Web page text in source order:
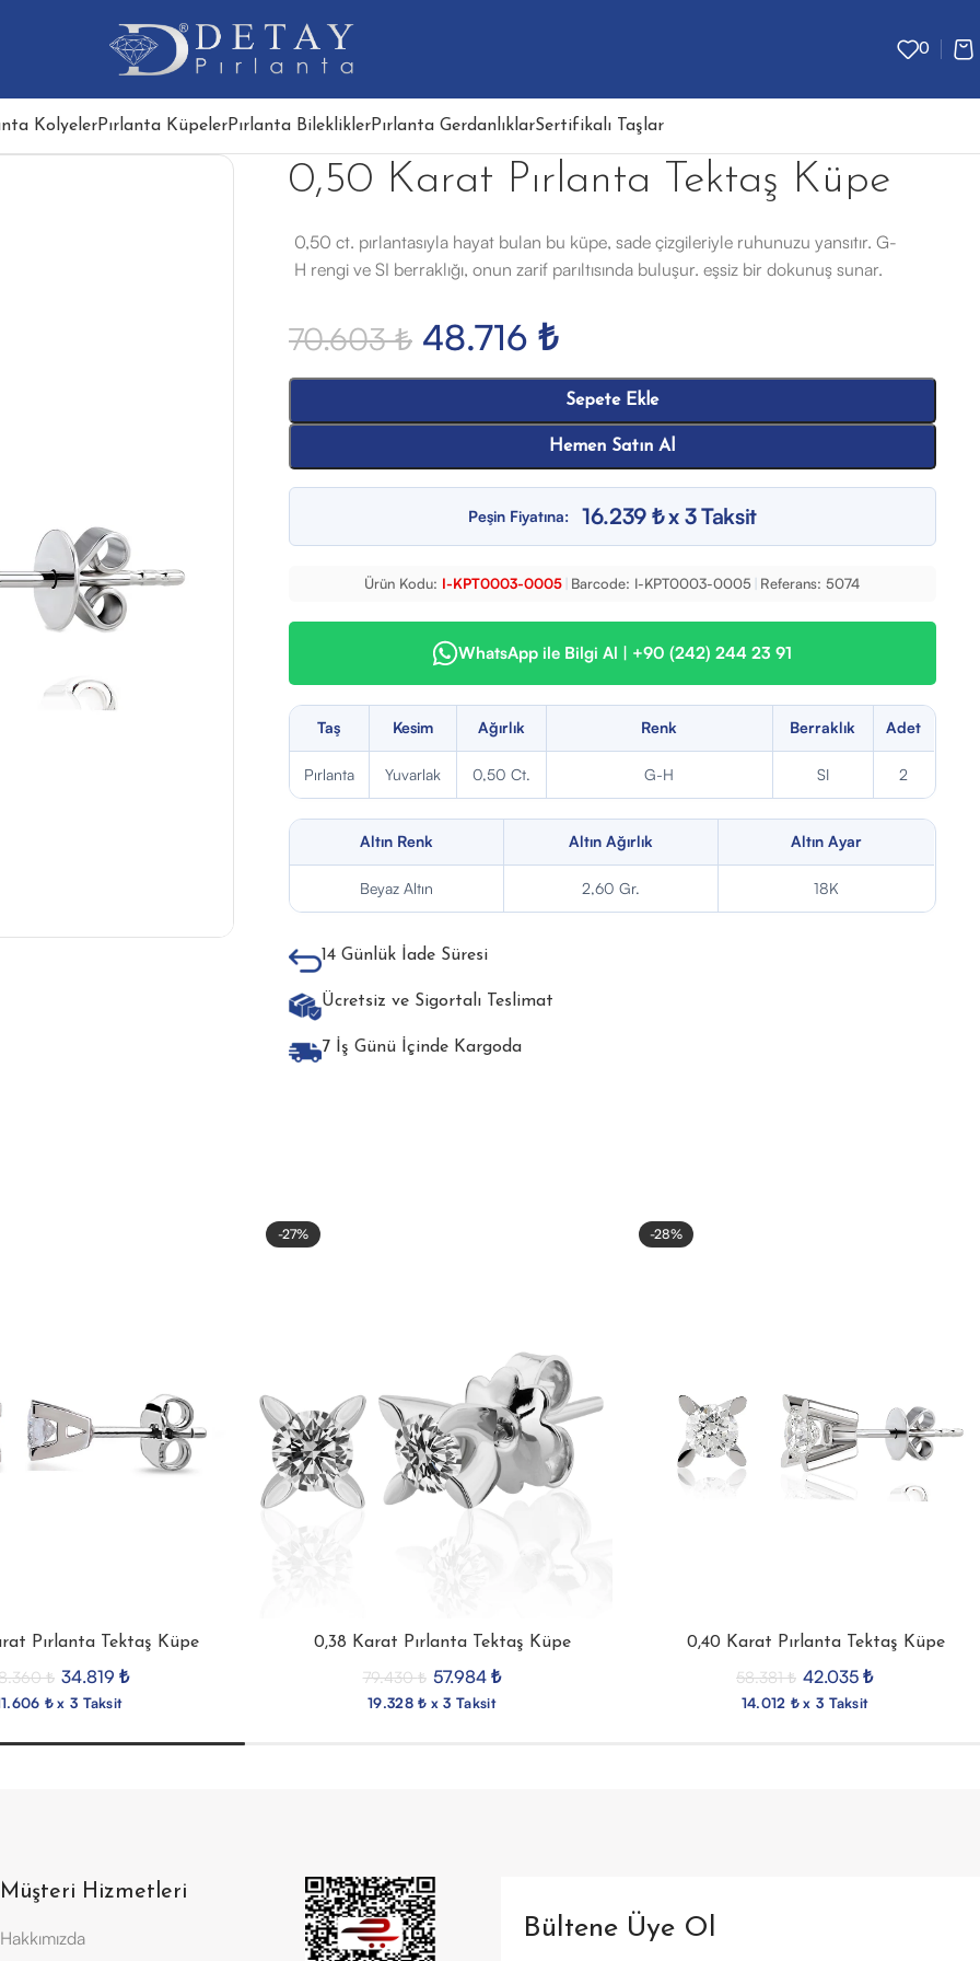
0
KolyelerPırlanta KüpelerPırlanta BilekliklerPırlanta GerdanlıklarSertifikalı Taşlar
0,50 Karat Pırlanta Tektaş Küpe
0,50 ct. pırlantasıyla hayat bulan bu küpe, sade çizgileriyle ruhunuzu yansıtır. G-
H rengi ve SI berraklığı, onun zarif parıltısında buluşur. eşsiz bir dokunuş sunar.
70.603₺ 48.716 ₺
Sepete Ekle
Hemen Satın Al
Peşin Fiyatına: 16.239 ₺ x 3 Taksit
Ürün Kodu: I-KPT0003-0005 Barcode: I-KPT0003-0005 Referans: 5074
WhatsApp ile Bilgi Al | +90 (242) 244 23 91
Taş Kesim Ağırlık Renk Berraklık Adet
Pırlanta Yuvarlak 0,50 Ct. G-H SI 2
Altın Renk Altın Ağırlık Altın Ayar
Beyaz Altın 2,60 Gr. 18K
14 Günlük İade Süresi
Ücretsiz ve Sigortalı Teslimat
7 İş Günü İçinde Kargoda
Pırlanta Tektaş Küpe
₺ 34.819 ₺
₺ x 3 Taksit
-27%
0,38 Karat Pırlanta Tektaş Küpe
79.430₺ 57.984 ₺
19.328 ₺ x 3 Taksit
-28%
0,40 Karat Pırlanta Tektaş Küpe
58.381₺ 42.035 ₺
14.012 ₺ x 3 Taksit
Müşteri Hizmetleri
Hakkımızda Bültene Üye Ol